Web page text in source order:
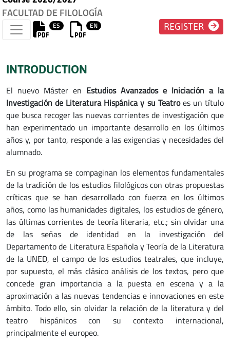
FACULTAD DE FILOLOGÍA
ES EN REGISTER
INTRODUCTION
El nuevo Máster en Estudios Avanzados e Iniciación a la
Investigación de Literatura Hispánica y su Teatroes un título
que busca recoger las nuevas corrientes de investigación que
han experimentado un importante desarrollo en los últimos
años y, por tanto, responde a las exigencias y necesidades del
alumnado.
En su programa se compaginan los elementos fundamentales
de la tradición de los estudios filológicos con otras propuestas
críticas que se han desarrollado con fuerza en los últimos
años, como las humanidades digitales, los estudios de género,
las últimas corrientes de teoría literaria, etc.; sin olvidar una
de las señas de identidad en la investigación del
Departamento de Literatura Española y Teoría de la Literatura
de la UNED, el campo de los estudios teatrales, que incluye,
por supuesto, el más clásico análisis de los textos, pero que
concede gran importancia a la puesta en escena y a la
aproximación a las nuevas tendencias e innovaciones en este
ámbito. Todo ello, sin olvidar la relación de la literatura y del
teatro hispánicos con su contexto internacional,
principalmente el europeo.